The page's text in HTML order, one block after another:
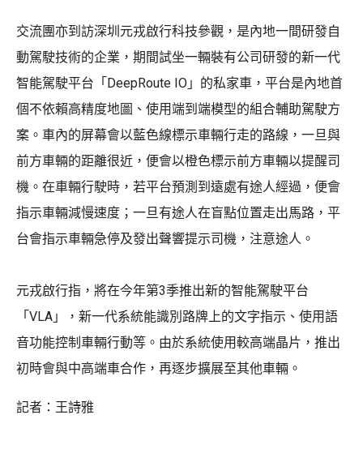
交流團亦到訪深圳元戎啟行科技參觀，是內地一間研發自
動駕駛技術的企業，期間試坐一輛裝有公司研發的新一代
智能駕駛平台「DeepRoute IO」的私家車，平台是內地首
個不依賴高精度地圖、使用端到端模型的組合輔助駕駛方
案。車內的屏幕會以藍色線標示車輛行走的路線，一旦與
前方車輛的距離很近，便會以橙色標示前方車輛以提醒司
機。在車輛行駛時，若平台預測到遠處有途人經過，便會
指示車輛減慢速度；一旦有途人在盲點位置走出馬路，平
台會指示車輛急停及發出聲響提示司機，注意途人。
元戎啟行指，將在今年第3季推出新的智能駕駛平台
「VLA」，新一代系統能識別路牌上的文字指示、使用語
音功能控制車輛行動等。由於系統使用較高端晶片，推出
初時會與中高端車合作，再逐步擴展至其他車輛。
記者：王詩雅